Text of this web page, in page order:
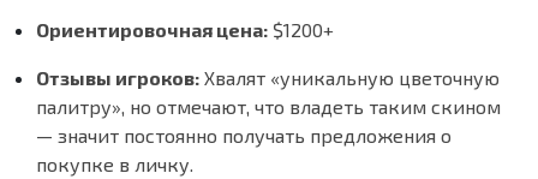
Ориентировочная цена: $1200+
Отзывы игроков: Хвалят «уникальную цветочную
палитру», но отмечают, что владеть таким скином
— значит постоянно получать предложения о
покупке в личку.